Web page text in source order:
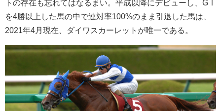
トの存在も忘れてはなるまい。平成以降にデビューし、GⅠ
を4勝以上した馬の中で連対率100%のまま引退した馬は、
2021年4月現在、ダイワスカーレットが唯一である。